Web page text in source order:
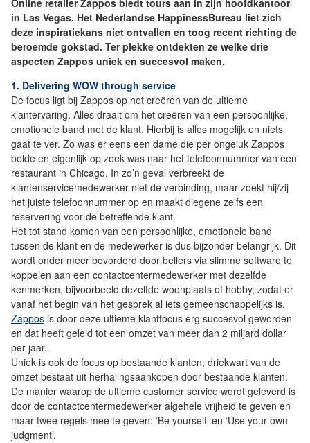
Online retailer Zappos biedt tours aan in zijn hoofdkantoor
in Las Vegas. Het Nederlandse HappinessBureau liet zich
deze inspiratiekans niet ontvallen en toog recent richting de
beroemde gokstad. Ter plekke ontdekten ze welke drie
aspecten Zappos uniek en succesvol maken.
1. Delivering WOW through service
De focus ligt bij Zappos op het creëren van de ultieme
klantervaring. Alles draait om het creëren van een persoonlijke,
emotionele band met de klant. Hierbij is alles mogelijk en niets
gaat te ver. Zo was er eens een dame die per ongeluk Zappos
belde en eigenlijk op zoek was naar het telefoonnummer van een
restaurant in Chicago. In zo’n geval verbreekt de
klantenservicemedewerker niet de verbinding, maar zoekt hij/zij
het juiste telefoonnummer op en maakt diegene zelfs een
reservering voor de betreffende klant.
Het tot stand komen van een persoonlijke, emotionele band
tussen de klant en de medewerker is dus bijzonder belangrijk. Dit
wordt onder meer bevorderd door bellers via slimme software te
koppelen aan een contactcentermedewerker met dezelfde
kenmerken, bijvoorbeeld dezelfde woonplaats of hobby, zodat er
vanaf het begin van het gesprek al iets gemeenschappelijks is.
Zappos is door deze ultieme klantfocus erg succesvol geworden
en dat heeft geleid tot een omzet van meer dan 2 miljard dollar
per jaar.
Uniek is ook de focus op bestaande klanten; driekwart van de
omzet bestaat uit herhalingsaankopen door bestaande klanten.
De manier waarop de ultieme customer service wordt geleverd is
door de contactcentermedewerker algehele vrijheid te geven en
maar twee regels mee te geven: ‘Be yourself’ en ‘Use your own
judgment’.